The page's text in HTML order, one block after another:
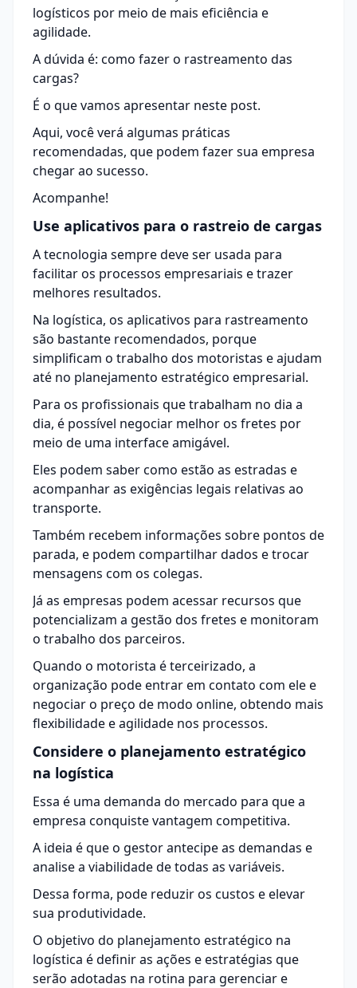
logísticos por meio de mais eficiência e
agilidade.
A dúvida é: como fazer o rastreamento das
cargas?
É o que vamos apresentar neste post.
Aqui, você verá algumas práticas
recomendadas, que podem fazer sua empresa
chegar ao sucesso.
Acompanhe!
Use aplicativos para o rastreio de cargas
Atecnologia sempre deve ser usada para
facilitar os processos empresariais e trazer
melhores resultados.
Na logística, os aplicativos para rastreamento
são bastante recomendados, porque
simplificam o trabalho dos motoristas e ajudam
até no planejamento estratégico empresarial.
Para os profissionais que trabalham no dia a
dia, é possível negociar melhor os fretes por
meio de uma interface amigável.
Eles podem saber como estão as estradas e
acompanhar as exigências legais relativas ao
transporte.
Também recebem informações sobre pontos de
parada, e podem compartilhar dados e trocar
mensagens com os colegas.
Já as empresas podem acessar recursos que
potencializam a gestão dos fretes e monitoram
o trabalho dos parceiros.
Quando o motorista é terceirizado, a
organização pode entrar em contato com ele e
negociar o preço de modo online, obtendo mais
flexibilidade e agilidade nos processos.
Considere o planejamento estratégico
na logística
Essa é uma demanda do mercado para que a
empresa conquiste vantagem competitiva.
A ideia é que o gestor antecipe as demandas e
analise a viabilidade de todas as variáveis.
Dessa forma, pode reduzir os custos eelevar
sua produtividade.
O objetivo do planejamento estratégico na
logística é definir as ações e estratégias que
serão adotadas na rotina para gerenciar e